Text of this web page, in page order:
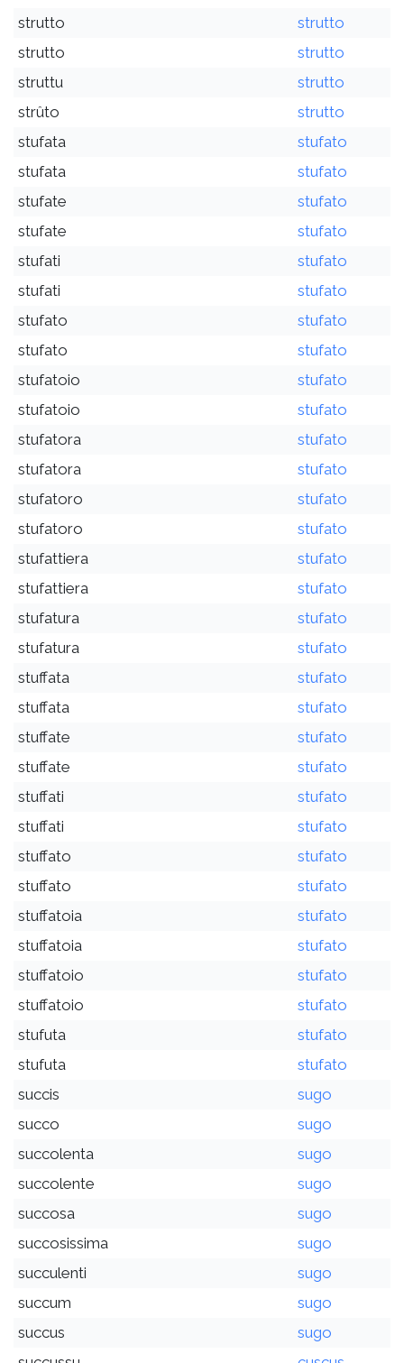
strutto
strutto
strutto
strutto
struttu
strutto
strûto
strutto
stufata
stufato
stufata
stufato
stufate
stufato
stufate
stufato
stufati
stufato
stufati
stufato
stufato
stufato
stufato
stufato
stufatoio
stufato
stufatoio
stufato
stufatora
stufato
stufatora
stufato
stufatoro
stufato
stufatoro
stufato
stufattiera
stufato
stufattiera
stufato
stufatura
stufato
stufatura
stufato
stuffata
stufato
stuffata
stufato
stuffate
stufato
stuffate
stufato
stuffati
stufato
stuffati
stufato
stuffato
stufato
stuffato
stufato
stuffatoia
stufato
stuffatoia
stufato
stuffatoio
stufato
stuffatoio
stufato
stufuta
stufato
stufuta
stufato
succis
sugo
succo
sugo
succolenta
sugo
succolente
sugo
succosa
sugo
succosissima
sugo
succulenti
sugo
succum
sugo
succus
sugo